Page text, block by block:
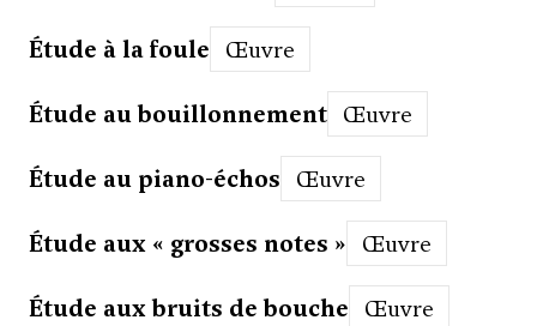
Étude à la foule Œuvre
Étude au bouillonnement Œuvre
Étude au piano-échos Œuvre
Étude aux « grosses notes » Œuvre
Étude aux bruits de bouche Œuvre